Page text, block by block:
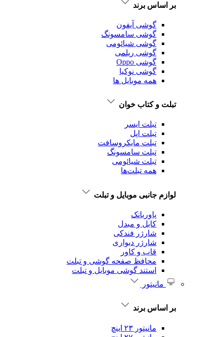
بر اساس برند
گوشی آیفون
گوشی سامسونگ
گوشی شیائومی
گوشی ریلمی
گوشی Oppo
گوشی نوکیا
همه موبایل ها
تبلت و کتاب خوان
تبلت ایسر
تبلت اپل
تبلت‌ مایکروسافت
تبلت‌ سامسونگ
تبلت شیائومی
همه تبلت‌ها
لوازم جانبی موبایل و تبلت
پاوربانک
کابل و مبدل
شارژر فندکی
شارژر دیواری
قاب و کاور
محافظ صفحه گوشی و تبلت
استند گوشی موبایل و تبلت
مانیتور
بر اساس برند
مانیتور ۲۳ اینچ